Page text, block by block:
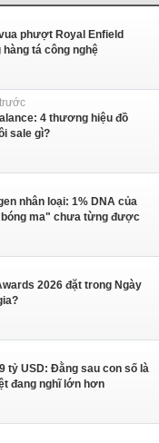
phượt Royal Enfield
tá công nghệ
4 thương hiệu đồ
sale gì?
nhân loại: 1% DNA của
ma" chưa từng được
2026 đặt trong Ngày
tỷ USD: Đằng sau con số là
đang nghĩ lớn hơn